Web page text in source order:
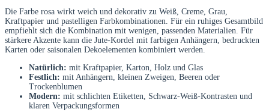
Die Farbe rosa wirkt weich und dekorativ zu Weiß, Creme, Grau,
Kraftpapier und pastelligen Farbkombinationen. Für ein ruhiges Gesamtbild
empfiehlt sich die Kombination mit wenigen, passenden Materialien. Für
stärkere Akzente kann die Jute-Kordel mit farbigen Anhängern, bedruckten
Karten oder saisonalen Dekoelementen kombiniert werden.
Natürlich: mit Kraftpapier, Karton, Holz und Glas
Festlich: mit Anhängern, kleinen Zweigen, Beeren oder
Trockenblumen
Modern: mit schlichten Etiketten, Schwarz-Weiß-Kontrasten und
klaren Verpackungsformen